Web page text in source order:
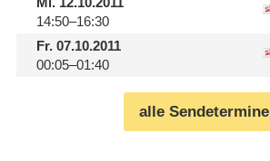
14:50–16:30
Fr.07.10.2011
00:05–01:40
alle Sendetermine